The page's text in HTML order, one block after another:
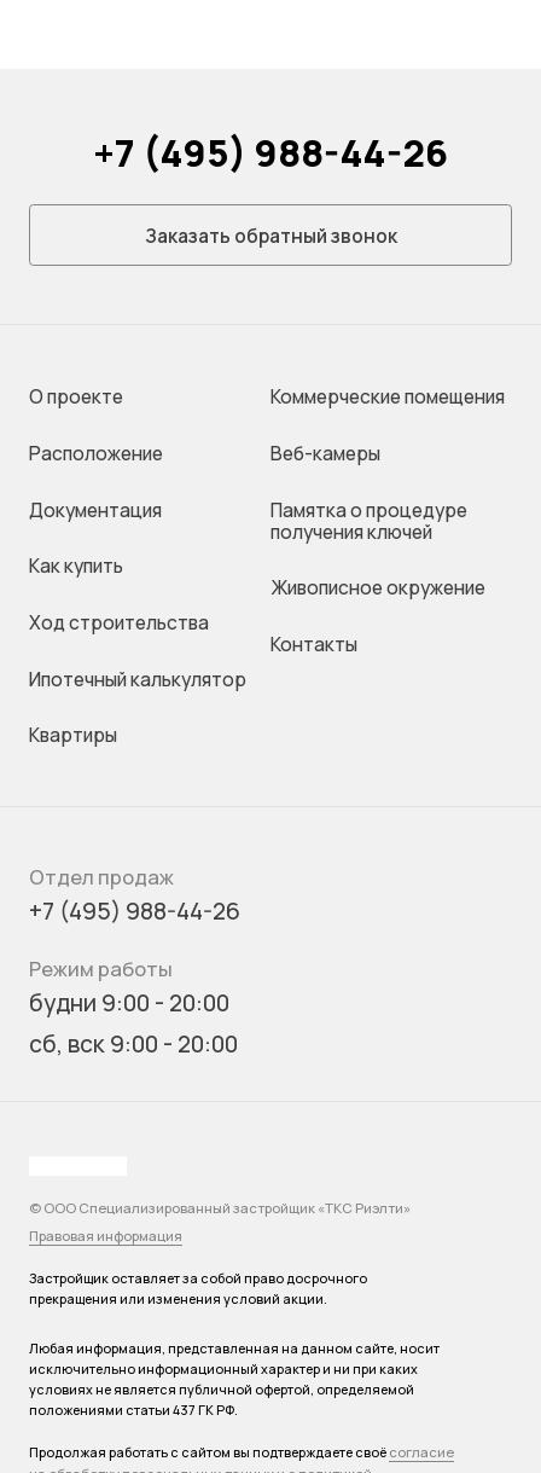
+7 (495) 988-44-26
Заказать обратный звонок
О проекте
Раcположение
Документация
Как купить
Ход строительства
Ипотечный калькулятор
Квартиры
Коммерческие помещения
Веб-камеры
Памятка о процедуре
получения ключей
Живописное окружение
Контакты
Отдел продаж
+7 (495) 988-44-26
Режим работы
будни 9:00 - 20:00
сб, вск 9:00 - 20:00
© ООО Специализированный застройщик «ТКС Риэлти»
Правовая информация
Застройщик оставляет за собой право досрочного
прекращения или изменения условий акции.
Любая информация, представленная на данном сайте, носит
исключительно информационный характер и ни при каких
условиях не является публичной офертой, определяемой
положениями статьи 437 ГК РФ.
Продолжая работать с сайтом вы подтверждаете своё согласие